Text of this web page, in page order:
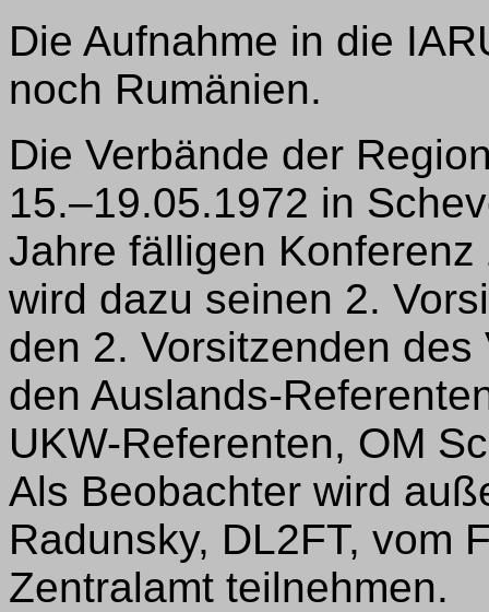
Die Aufnahme in die
noch Rumänien.
Die Verbände der
15.–19.05.1972 in
Jahre fälligen
wird dazu seinen 2.
den 2. Vorsitzenden
den Auslands-
UKW-Referenten, OM
Als Beobachter wird
Radunsky, DL2FT, vom
Zentralamt teilnehmen.